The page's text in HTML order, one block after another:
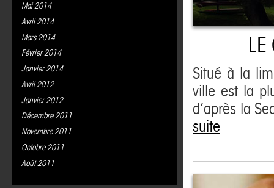
Mai 2014
Avril 2014
Mars 2014
Février 2014
Janvier 2014
Avril 2012
Janvier 2012
Décembre 2011
Novembre 2011
Octobre 2011
Août 2011
LE
Situé à la
ville est la
d’après la
suite